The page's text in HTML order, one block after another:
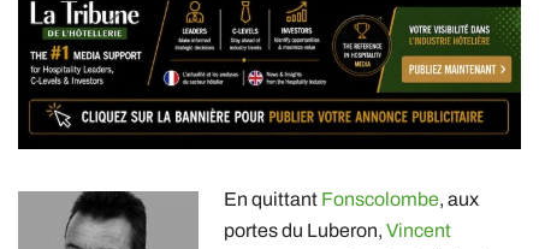
En quittant Fonscolombe, aux
portes du Luberon, Vincent